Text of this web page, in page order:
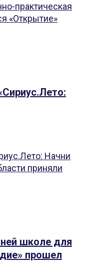
практическая
«Открытие»
Начни
приняли
школе для
прошел